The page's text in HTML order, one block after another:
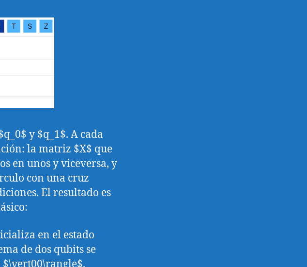
y $q_1$. A cada
la matriz $X$ que
en unos y viceversa, y
con una cruz
El resultado es
en el estado
de dos qubits se